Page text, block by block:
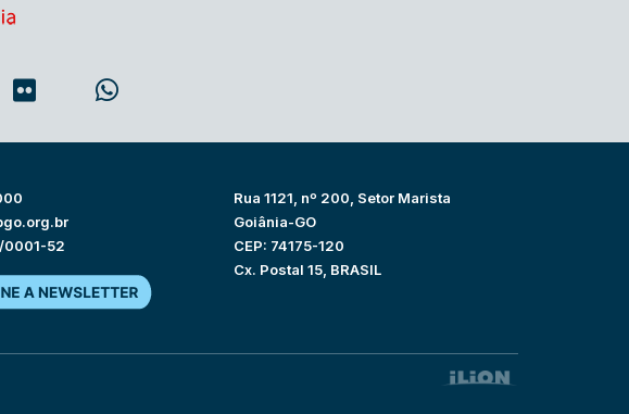
52
Rua 1121, nº 200, Setor Marista
Goiânia-GO
CEP: 74175-120
Cx. Postal 15, BRASIL